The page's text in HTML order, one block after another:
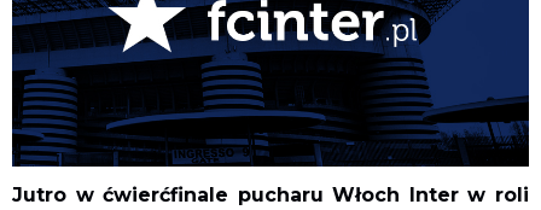
Jutro w ćwierćfinale pucharu Włoch Inter w roli